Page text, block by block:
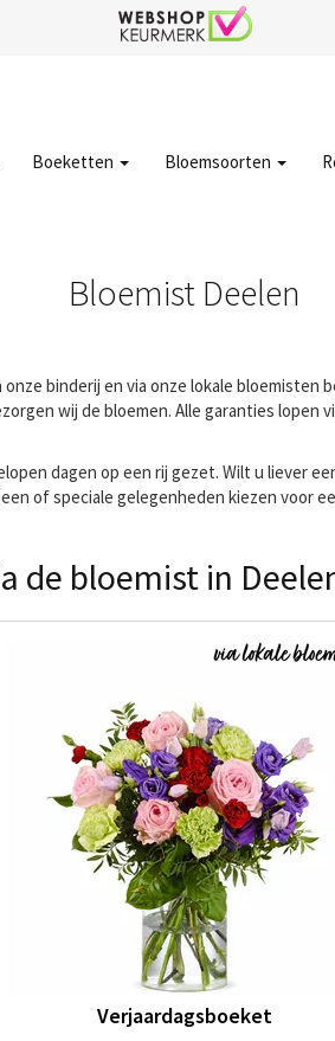
Boeketten Bloemsoorten
Bloemist Deelen
binderij en via onze lokale
wij de bloemen. Alle garanties lopen
dagen op een rij gezet. Wilt u liever
of speciale gelegenheden kiezen voor
de bloemist in
Verjaardagsboeket